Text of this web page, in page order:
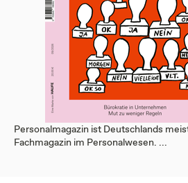
Personalmagazin ist Deutschlands
Fachmagazin im Personalwesen. ...